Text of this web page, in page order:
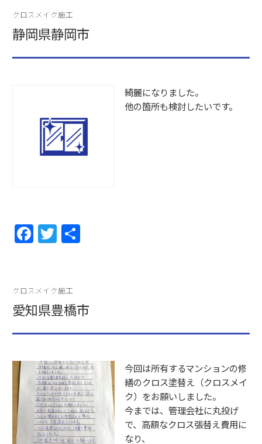
e
b
o
er
クロスメイク施工
静岡県静岡市
綺麗になりました。
他の箇所も検討したいです。
F
e
b
o
k
T
er
クロスメイク施工
愛知県豊橋市
今回は所有するマンションの修
繕のクロス塗替え（クロスメイ
ク）をお願いしました。
今までは、管理会社に丸投げ
で、高額なクロス張替え費用に
なり、